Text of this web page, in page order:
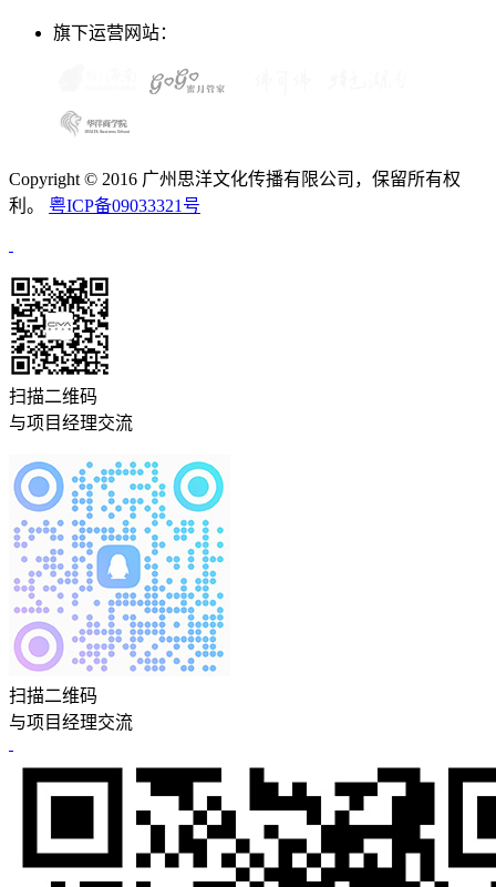
旗下运营网站：
Copyright © 2016 广州思洋文化传播有限公司，保留所有权
利。 粤ICP备09033321号
扫描二维码
与项目经理交流
扫描二维码
与项目经理交流